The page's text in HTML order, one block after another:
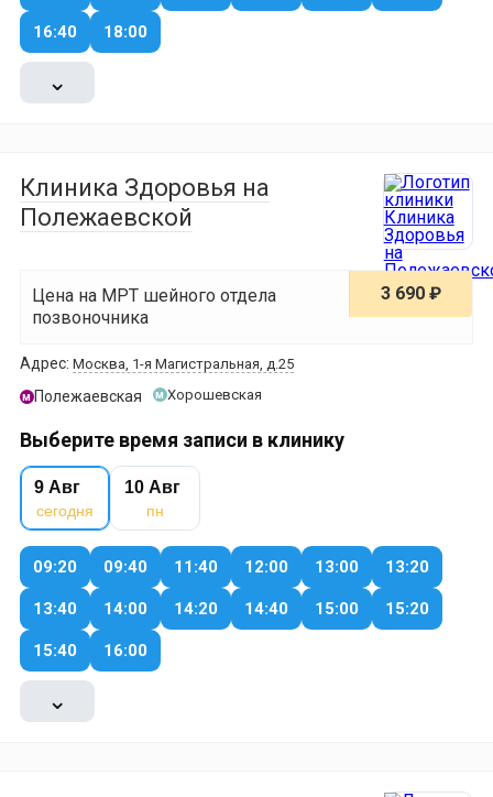
16:40 18:00
⌄
Клиника Здоровья на
Полежаевской
Цена на МРТ шейного отдела
позвоночника
3 690 ₽
Адрес: Москва, 1-я Магистральная, д.25
м Полежаевская м Хорошевская
Выберите время записи в клинику
9 Авг
сегодня
10 Авг
пн
09:20 09:40 11:40 12:00 13:00 13:20
13:40 14:00 14:20 14:40 15:00 15:20
15:40 16:00
⌄